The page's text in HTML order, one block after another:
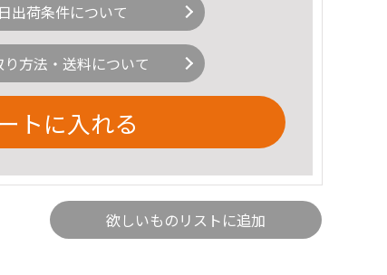
出荷条件について
り方法・送料について
トに入れる
欲しいものリストに追加